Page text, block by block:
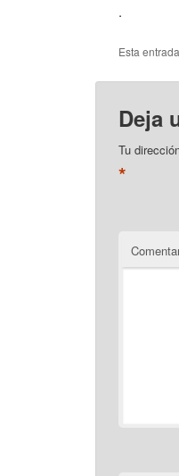
.
Esta
Deja
Tu
*